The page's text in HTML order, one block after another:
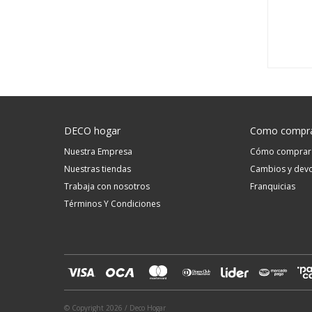
DECO hogar
Nuestra Empresa
Nuestras tiendas
Trabaja con nosotros
Términos Y Condiciones
Como
Cómo comprar
Cambios y
Franquicias
© Copyright 2026 / Deco Hogar